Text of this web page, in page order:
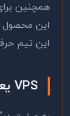
همچنین
این محصول
این تیم
VPS